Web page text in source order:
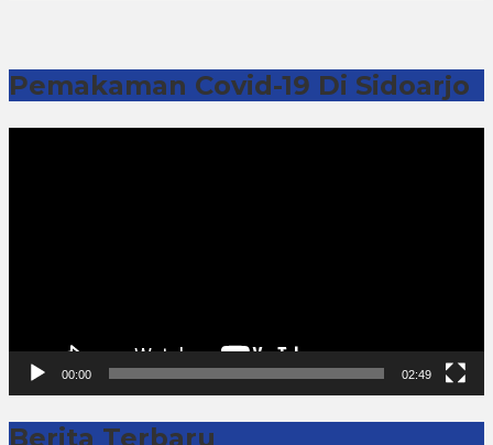
Pemakaman Covid-19 Di Sidoarjo
00:00 02:49
Berita Terbaru